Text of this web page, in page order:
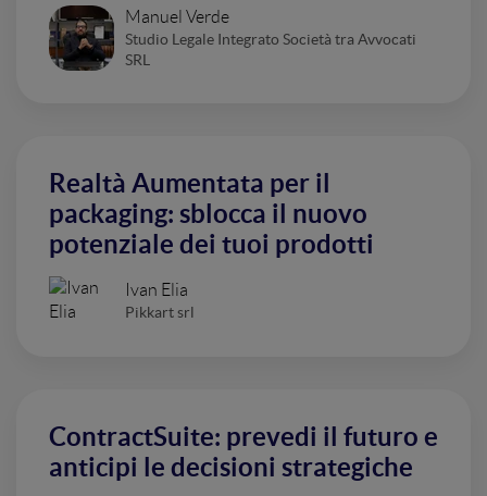
Manuel Verde
Studio Legale Integrato Società tra Avvocati
SRL
Realtà Aumentata per il
packaging: sblocca il nuovo
potenziale dei tuoi prodotti
Ivan Elia
Pikkart srl
ContractSuite: prevedi il futuro e
anticipi le decisioni strategiche